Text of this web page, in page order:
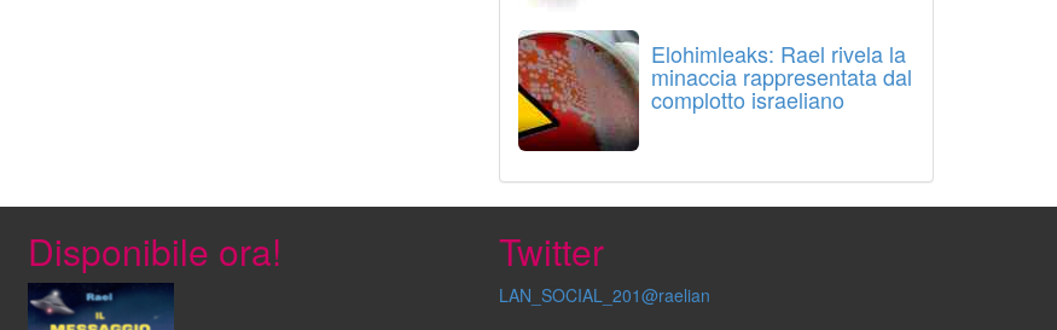
Elohimleaks: Rael rivela la
minaccia rappresentata dal
complotto israeliano
Disponibile ora! Twitter
LAN_SOCIAL_201@raelian